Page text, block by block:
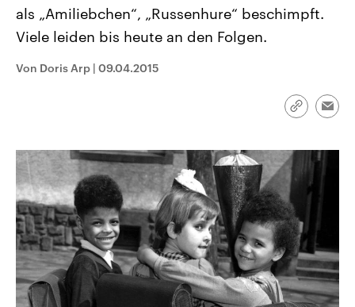
Umfragen, Prognosen,
Wahlprogramme, aktuelle Berichte
und Hintergründe zu den Parteien
Wahl.
Sendungen Programm Podcasts
als „Amiliebchen“, „Russenhure“ beschimpft.
Viele leiden bis heute an den Folgen.
Von Doris Arp | 09.04.2015
Link